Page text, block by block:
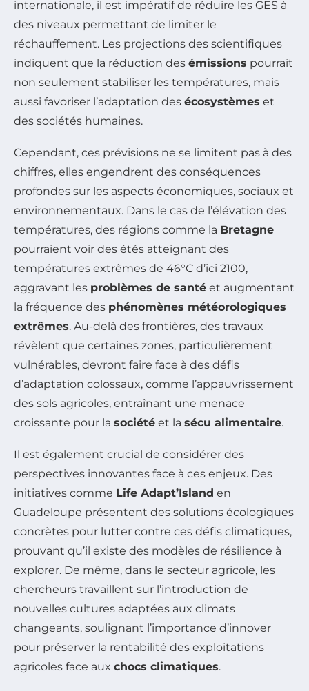
internationale, il est impératif de réduire les GES à
des niveaux permettant de limiter le
réchauffement. Les projections des scientifiques
indiquent que la réduction des émissions pourrait
non seulement stabiliser les températures, mais
aussi favoriser l’adaptation des écosystèmes et
des sociétés humaines.
Cependant, ces prévisions ne se limitent pas à des
chiffres, elles engendrent des conséquences
profondes sur les aspects économiques, sociaux et
environnementaux. Dans le cas de l’élévation des
températures, des régions comme la Bretagne
pourraient voir des étés atteignant des
températures extrêmes de 46°C d’ici 2100,
aggravant les problèmes de santé et augmentant
la fréquence des phénomènes météorologiques
extrêmes. Au-delà des frontières, des travaux
révèlent que certaines zones, particulièrement
vulnérables, devront faire face à des défis
d’adaptation colossaux, comme l’appauvrissement
des sols agricoles, entraînant une menace
croissante pour la société et la sécu alimentaire.
Il est également crucial de considérer des
perspectives innovantes face à ces enjeux. Des
initiatives comme Life Adapt’Island en
Guadeloupe présentent des solutions écologiques
concrètes pour lutter contre ces défis climatiques,
prouvant qu’il existe des modèles de résilience à
explorer. De même, dans le secteur agricole, les
chercheurs travaillent sur l’introduction de
nouvelles cultures adaptées aux climats
changeants, soulignant l’importance d’innover
pour préserver la rentabilité des exploitations
agricoles face aux chocs climatiques.